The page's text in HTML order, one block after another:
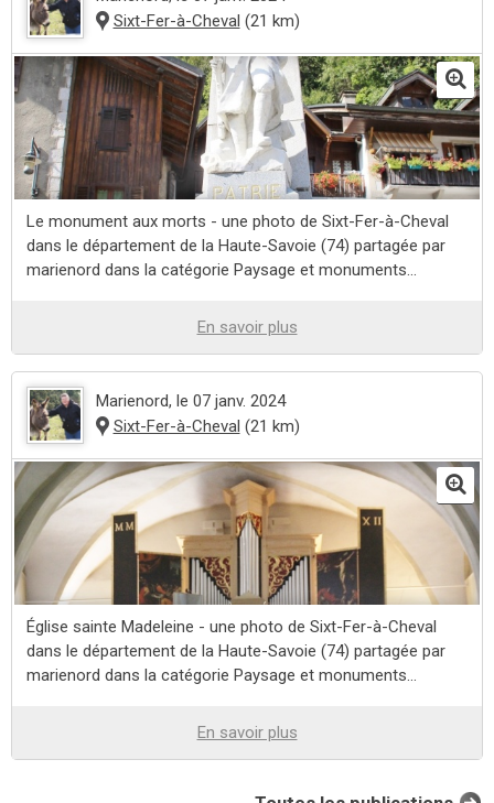
Sixt-Fer-à-Cheval (21 km)
Le monument aux morts - une photo de Sixt-Fer-à-Cheval
dans le département de la Haute-Savoie (74) partagée par
marienord dans la catégorie Paysage et monuments...
En savoir plus
Marienord, le 07 janv. 2024
Sixt-Fer-à-Cheval (21 km)
Église sainte Madeleine - une photo de Sixt-Fer-à-Cheval
dans le département de la Haute-Savoie (74) partagée par
marienord dans la catégorie Paysage et monuments...
En savoir plus